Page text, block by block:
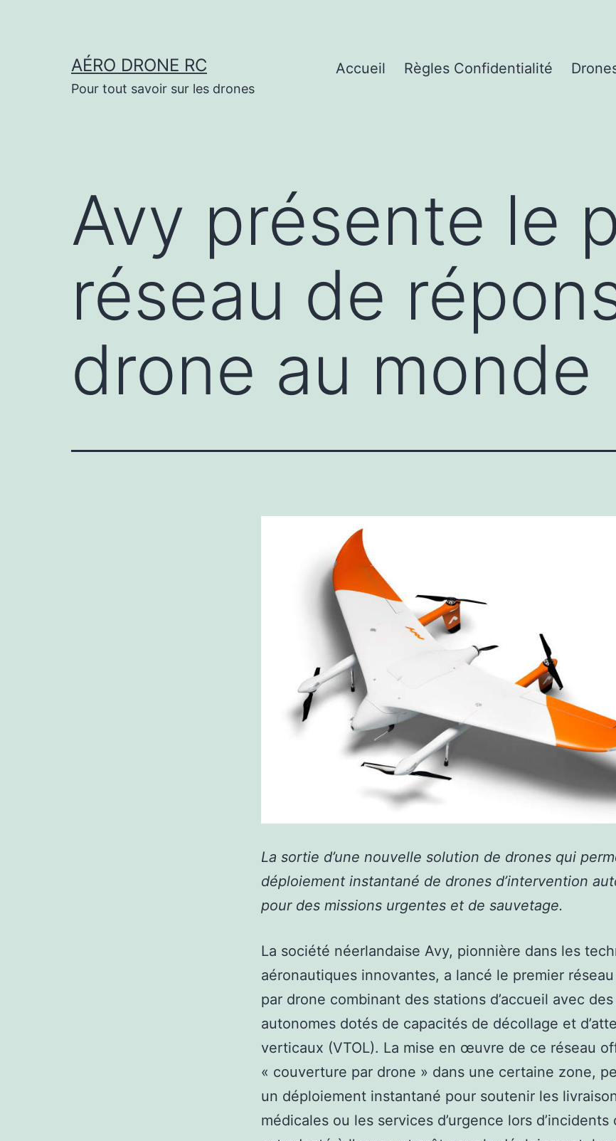
AÉRO DRONE RC
Pour tout savoir sur les drones
Accueil Règles Confidentialité
Avy présente le
réseau de
drone au monde
La sortie d’une nouvelle solution de drones qui
déploiement instantané de drones d’intervention
pour des missions urgentes et de sauvetage.
La société néerlandaise Avy, pionnière dans les
aéronautiques innovantes, a lancé le premier
par drone combinant des stations d’accueil avec
autonomes dotés de capacités de décollage et
verticaux (VTOL). La mise en œuvre de ce réseau
« couverture par drone » dans une certaine zone,
un déploiement instantané pour soutenir les
médicales ou les services d’urgence lors d’incidents